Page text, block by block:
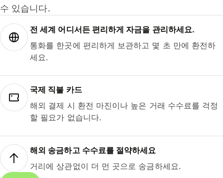
수 있습니다.
전 세계 어디서든 편리하게 자금을 관리하세요.
통화를 한곳에 편리하게 보관하고 몇 초 만에 환전하
세요.
국제 직불 카드
해외 결제 시 환전 마진이나 높은 거래 수수료를 걱정
할 필요가 없습니다.
해외 송금하고 수수료를 절약하세요
거리에 상관없이 더 먼 곳으로 송금하세요.